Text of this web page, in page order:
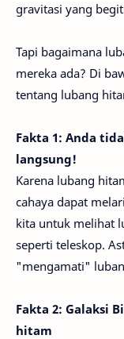
gravitasi yang
Tapi bagaimana
mereka ada? Di
tentang lubang
Fakta 1: Anda
langsung!
Karena lubang
cahaya dapat
kita untuk melihat
seperti teleskop.
"mengamati"
Fakta 2: Galaksi
hitam